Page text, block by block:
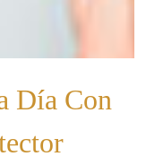
Día Con